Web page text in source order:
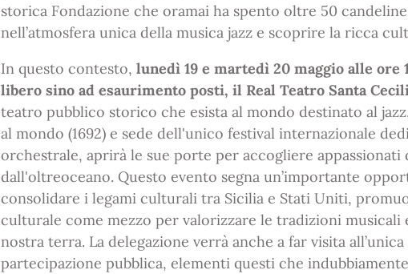
storica Fondazione che oramai ha spento oltre 50
nell’atmosfera unica della musica jazz e scoprire la ricca
In questo contesto, lunedì 19 e martedì 20 maggio alle ore
libero sino ad esaurimento posti, il Real Teatro Santa
teatro pubblico storico che esista al mondo destinato al
al mondo (1692) e sede dell'unico festival internazionale
orchestrale, aprirà le sue porte per accogliere appassionati
dall'oltreoceano. Questo evento segna un’importante
consolidare i legami culturali tra Sicilia e Stati Uniti,
culturale come mezzo per valorizzare le tradizioni musicali
nostra terra. La delegazione verrà anche a far visita
partecipazione pubblica, elementi questi che